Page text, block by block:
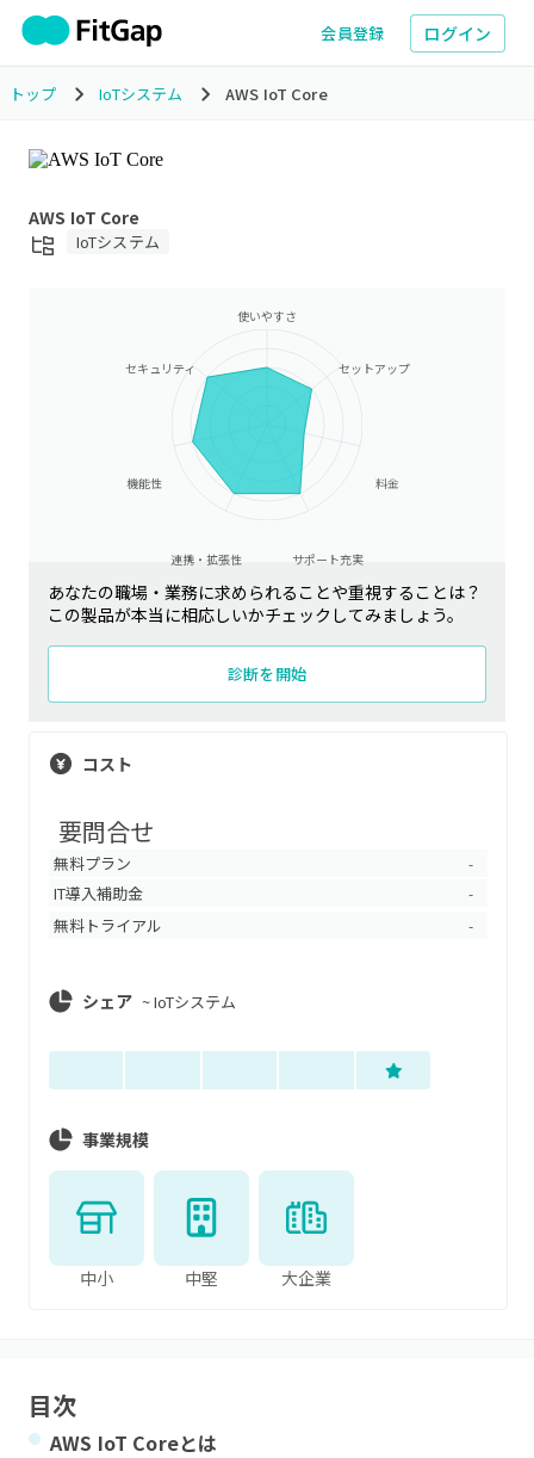
会員登録 ログイン
トップ IoTシステム AWS IoT Core
AWS IoT Core
IoTシステム
使いやすさ
セットアップ
料金
サポート充実
連携・拡張性
機能性
セキュリティ
あなたの職場・業務に求められることや重視することは？
この製品が本当に相応しいかチェックしてみましょう。
診断を開始
コスト
要問合せ
無料プラン -
IT導入補助金 -
無料トライアル -
シェア ~IoTシステム
事業規模
中小 中堅 大企業
目次
AWS IoT Coreとは